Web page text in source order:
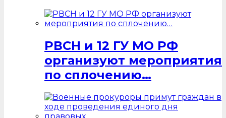
РВСН и 12 ГУ МО РФ
организуют мероприятия
по сплочению…